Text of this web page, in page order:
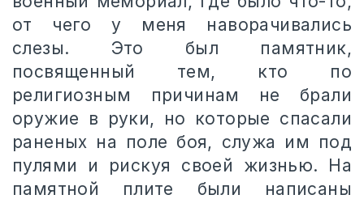
от чего у меня наворачивались
слезы. Это был памятник,
посвященный тем, кто по
религиозным причинам не брали
оружие в руки, но которые спасали
раненых на поле боя, служа им под
пулями и рискуя своей жизнью. На
памятной плите были написаны